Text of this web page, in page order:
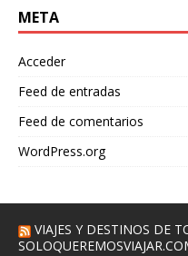
META
Acceder
Feed de entradas
Feed de comentarios
WordPress.org
VIAJES Y DESTINOS DE